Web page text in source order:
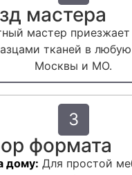
мастера
мастер
тканей в
Москвы и МО.
3
формата
дому: Для простой